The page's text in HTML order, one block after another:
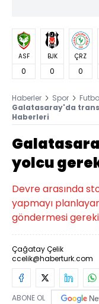
ASF
0
BJK
0
ÇRZ
0
Haberler Spor
Galatasaray'da
Haberleri
yolcu
Devre arasında
yapmayı
göndermesi
Çağatay Çelik
ccelik@haberturk.com
ABONE OL